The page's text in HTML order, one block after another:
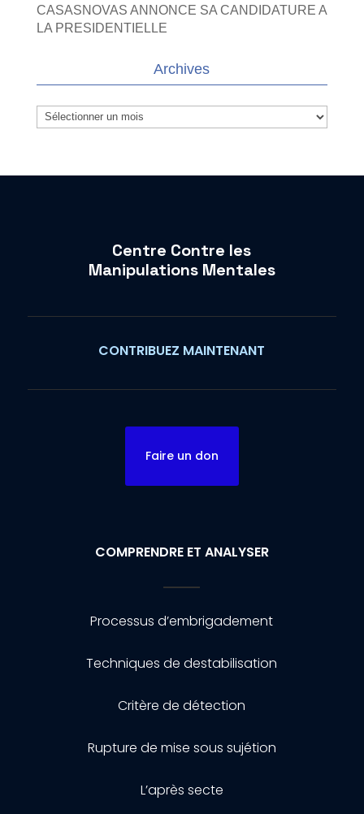
CASASNOVAS ANNONCE SA CANDIDATURE A
LA PRESIDENTIELLE
Archives
Archives
Centre Contre les
Manipulations Mentales
CONTRIBUEZ MAINTENANT
Faire un don
COMPRENDRE ET ANALYSER
Processus d’embrigadement
Techniques de destabilisation
Critère de détection
Rupture de mise sous sujétion
L’après secte